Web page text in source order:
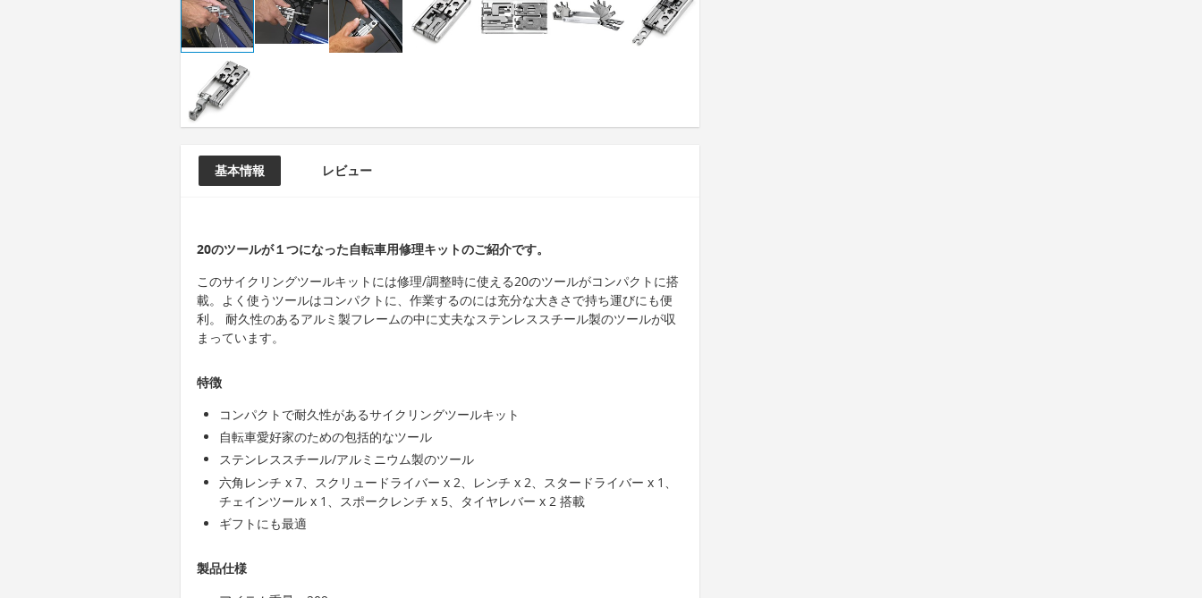
基本情報 レビュー
20のツールが１つになった自転車用修理キットのご紹介です。
このサイクリングツールキットには修理/調整時に使える20のツールがコンパクトに搭
載。よく使うツールはコンパクトに、作業するのには充分な大きさで持ち運びにも便
利。 耐久性のあるアルミ製フレームの中に丈夫なステンレススチール製のツールが収
まっています。
特徴
コンパクトで耐久性があるサイクリングツールキット
自転車愛好家のための包括的なツール
ステンレススチール/アルミニウム製のツール
六角レンチ x 7、スクリュードライバー x 2、レンチ x 2、スタードライバー x 1、
チェインツール x 1、スポークレンチ x 5、タイヤレバー x 2 搭載
ギフトにも最適
製品仕様